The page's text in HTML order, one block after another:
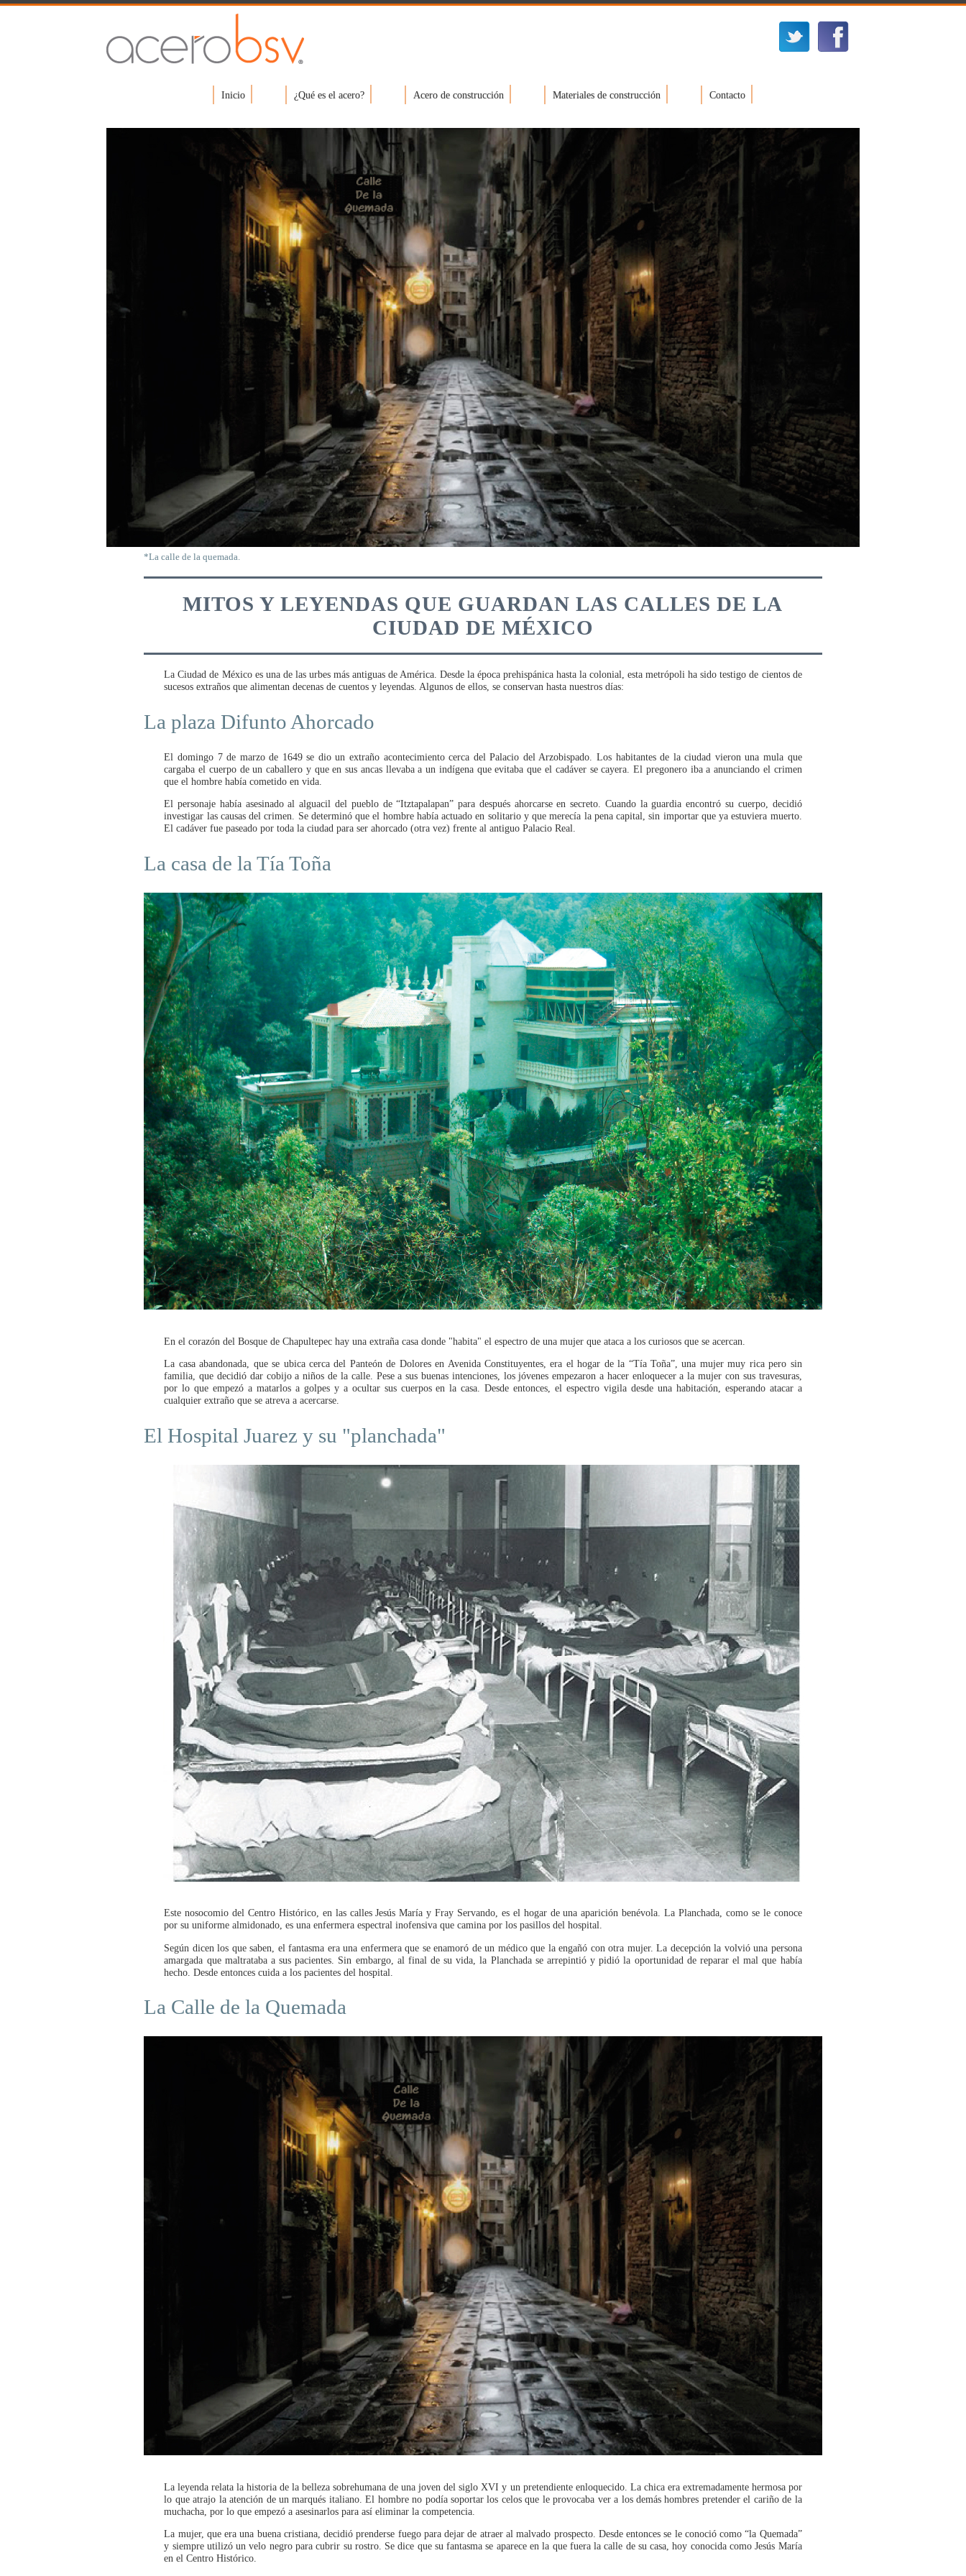
Inicio ¿Qué es el acero? Acero de construcción Materiales de construcción Contacto
*La calle de la quemada.
MITOS Y LEYENDAS QUE GUARDAN LAS CALLES DE LA
CIUDAD DE MÉXICO
La Ciudad de México es una de las urbes más antiguas de América. Desde la época prehispánica hasta la colonial, esta metrópoli ha sido testigo de cientos de
sucesos extraños que alimentan decenas de cuentos y leyendas. Algunos de ellos, se conservan hasta nuestros días:
La plaza Difunto Ahorcado
El domingo 7 de marzo de 1649 se dio un extraño acontecimiento cerca del Palacio del Arzobispado. Los habitantes de la ciudad vieron una mula que
cargaba el cuerpo de un caballero y que en sus ancas llevaba a un indígena que evitaba que el cadáver se cayera. El pregonero iba a anunciando el crimen
que el hombre había cometido en vida.
El personaje había asesinado al alguacil del pueblo de “Itztapalapan” para después ahorcarse en secreto. Cuando la guardia encontró su cuerpo, decidió
investigar las causas del crimen. Se determinó que el hombre había actuado en solitario y que merecía la pena capital, sin importar que ya estuviera muerto.
El cadáver fue paseado por toda la ciudad para ser ahorcado (otra vez) frente al antiguo Palacio Real.
La casa de la Tía Toña
En el corazón del Bosque de Chapultepec hay una extraña casa donde "habita" el espectro de una mujer que ataca a los curiosos que se acercan.
La casa abandonada, que se ubica cerca del Panteón de Dolores en Avenida Constituyentes, era el hogar de la “Tía Toña”, una mujer muy rica pero sin
familia, que decidió dar cobijo a niños de la calle. Pese a sus buenas intenciones, los jóvenes empezaron a hacer enloquecer a la mujer con sus travesuras,
por lo que empezó a matarlos a golpes y a ocultar sus cuerpos en la casa. Desde entonces, el espectro vigila desde una habitación, esperando atacar a
cualquier extraño que se atreva a acercarse.
El Hospital Juarez y su "planchada"
Este nosocomio del Centro Histórico, en las calles Jesús María y Fray Servando, es el hogar de una aparición benévola. La Planchada, como se le conoce
por su uniforme almidonado, es una enfermera espectral inofensiva que camina por los pasillos del hospital.
Según dicen los que saben, el fantasma era una enfermera que se enamoró de un médico que la engañó con otra mujer. La decepción la volvió una persona
amargada que maltrataba a sus pacientes. Sin embargo, al final de su vida, la Planchada se arrepintió y pidió la oportunidad de reparar el mal que había
hecho. Desde entonces cuida a los pacientes del hospital.
La Calle de la Quemada
La leyenda relata la historia de la belleza sobrehumana de una joven del siglo XVI y un pretendiente enloquecido. La chica era extremadamente hermosa por
lo que atrajo la atención de un marqués italiano. El hombre no podía soportar los celos que le provocaba ver a los demás hombres pretender el cariño de la
muchacha, por lo que empezó a asesinarlos para así eliminar la competencia.
La mujer, que era una buena cristiana, decidió prenderse fuego para dejar de atraer al malvado prospecto. Desde entonces se le conoció como “la Quemada”
y siempre utilizó un velo negro para cubrir su rostro. Se dice que su fantasma se aparece en la que fuera la calle de su casa, hoy conocida como Jesús María
en el Centro Histórico.